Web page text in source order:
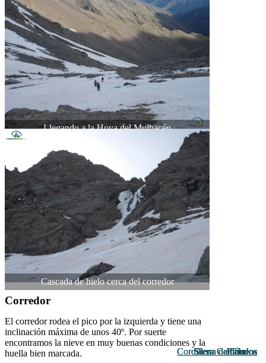
Llegando a la Hoya del Mulhacén
Cascada de hielo cerca del corredor
Corredor
El corredor rodea el pico por la izquierda y tiene una
inclinación máxima de unos 40º. Por suerte
encontramos la nieve en muy buenas condiciones y la
huella bien marcada.
Sierra de Gredos
Pirineos
Pirineos
Pirineos
Pirineos
Cordillera Cantábrica
Sierra de Gredos
Cordillera Cantábrica
Pirineos
Pirineos
Sierra de Gredos
Pirineos